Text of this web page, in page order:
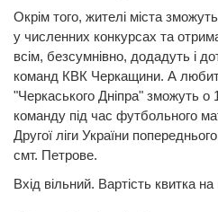
Окрім того, жителі міста
у численних конкурсах та
всім, безсумнівно, додадуть і
команд КВК Черкащини. А
"Черкаського Дніпра" зможуть
команду під час футбольного
Другої ліги України
смт. Петрове.
Вхід вільний. Вартість квитка